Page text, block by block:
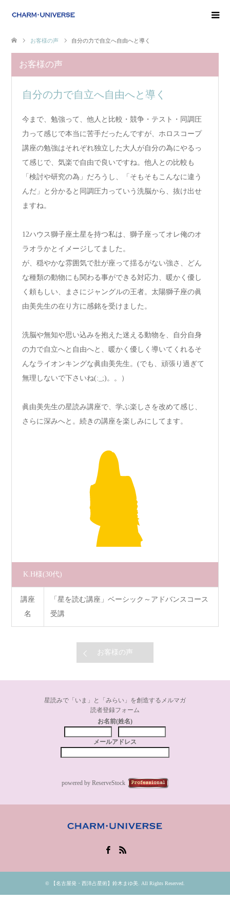
お客様の声 自分の力で自立へ自由へと導く
お客様の声
自分の力で自立へ自由へと導く
今まで、勉強って、他人と比較・競争・テスト・同調圧
力って感じで本当に苦手だったんですが、ホロスコープ
講座の勉強はそれぞれ独立した大人が自分の為にやるっ
て感じで、気楽で自由で良いですね。他人との比較も
「検討や研究の為」だろうし、「そもそもこんなに違う
んだ」と分かると同調圧力っていう洗脳から、抜け出せ
ますね。
12ハウス獅子座土星を持つ私は、獅子座ってオレ俺のオ
ラオラかとイメージしてました。
が、穏やかな雰囲気で肚が座って揺るがない強さ、どん
な種類の動物にも関わる事ができる対応力、暖かく優し
く頼もしい、まさにジャングルの王者。太陽獅子座の眞
由美先生の在り方に感銘を受けました。
洗脳や無知や思い込みを抱えた迷える動物を、自分自身
の力で自立へと自由へと、暖かく優しく導いてくれるそ
んなライオンキングな眞由美先生。(でも、頑張り過ぎて
無理しないで下さいね(:_;)。。）
眞由美先生の星読み講座で、学ぶ楽しさを改めて感じ、
さらに深みへと。続きの講座を楽しみにしてます。
K.H様(30代)
講座
名
「星を読む講座」ベーシック～アドバンスコース
受講
お客様の声
星読みで「いま」と「みらい」を創造するメルマガ
読者登録フォーム
お名前(姓名)
メールアドレス
powered by ReserveStock
© 【名古屋発・西洋占星術】鈴木まゆ美 . All Rights Reserved.